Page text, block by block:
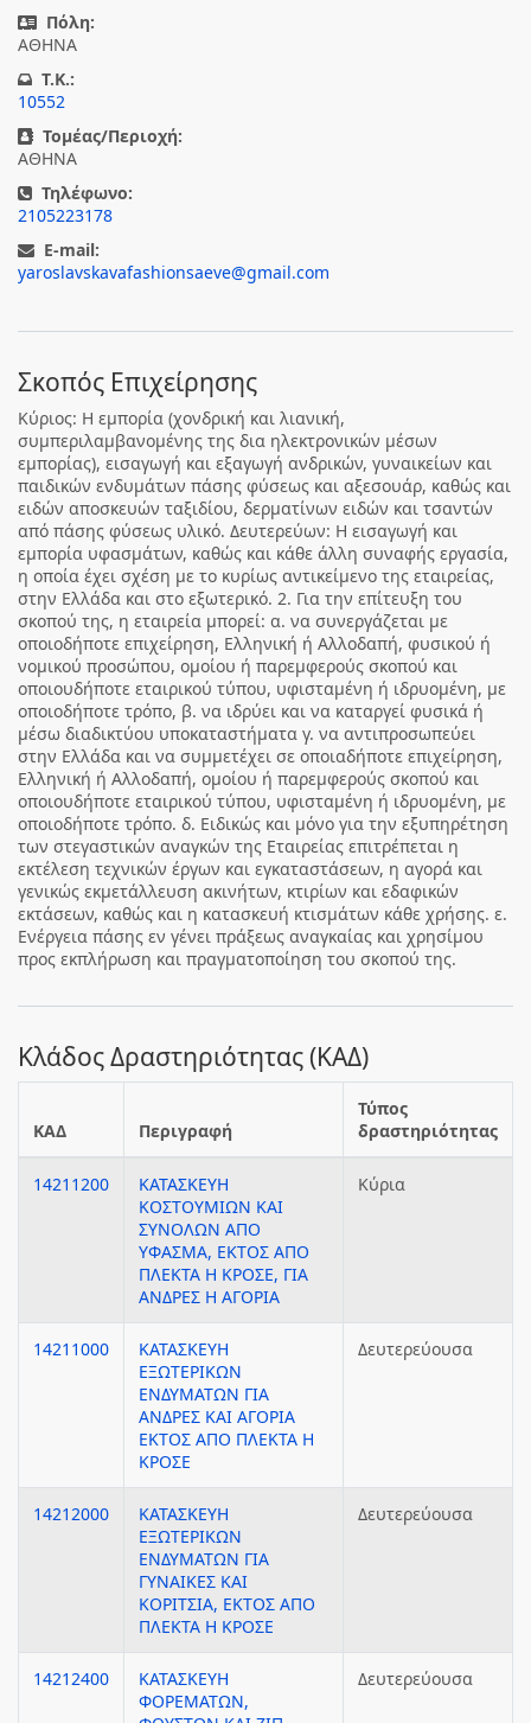
Πόλη:
ΑΘΗΝΑ
T.K.:
10552
Τομέας/Περιοχή:
ΑΘΗΝΑ
Τηλέφωνο:
2105223178
E-mail:
yaroslavskavafashionsaeve@gmail.com
Σκοπός Επιχείρησης
Κύριος: Η εμπορία (χονδρική και λιανική,
συμπεριλαμβανομένης της δια ηλεκτρονικών μέσων
εμπορίας), εισαγωγή και εξαγωγή ανδρικών, γυναικείων και
παιδικών ενδυμάτων πάσης φύσεως και αξεσουάρ, καθώς και
ειδών αποσκευών ταξιδίου, δερματίνων ειδών και τσαντών
από πάσης φύσεως υλικό. Δευτερεύων: Η εισαγωγή και
εμπορία υφασμάτων, καθώς και κάθε άλλη συναφής εργασία,
η οποία έχει σχέση με το κυρίως αντικείμενο της εταιρείας,
στην Ελλάδα και στο εξωτερικό. 2. Για την επίτευξη του
σκοπού της, η εταιρεία μπορεί: α. να συνεργάζεται με
οποιοδήποτε επιχείρηση, Ελληνική ή Αλλοδαπή, φυσικού ή
νομικού προσώπου, ομοίου ή παρεμφερούς σκοπού και
οποιουδήποτε εταιρικού τύπου, υφισταμένη ή ιδρυομένη, με
οποιοδήποτε τρόπο, β. να ιδρύει και να καταργεί φυσικά ή
μέσω διαδικτύου υποκαταστήματα γ. να αντιπροσωπεύει
στην Ελλάδα και να συμμετέχει σε οποιαδήποτε επιχείρηση,
Ελληνική ή Αλλοδαπή, ομοίου ή παρεμφερούς σκοπού και
οποιουδήποτε εταιρικού τύπου, υφισταμένη ή ιδρυομένη, με
οποιοδήποτε τρόπο. δ. Ειδικώς και μόνο για την εξυπηρέτηση
των στεγαστικών αναγκών της Εταιρείας επιτρέπεται η
εκτέλεση τεχνικών έργων και εγκαταστάσεων, η αγορά και
γενικώς εκμετάλλευση ακινήτων, κτιρίων και εδαφικών
εκτάσεων, καθώς και η κατασκευή κτισμάτων κάθε χρήσης. ε.
Ενέργεια πάσης εν γένει πράξεως αναγκαίας και χρησίμου
προς εκπλήρωση και πραγματοποίηση του σκοπού της.
Κλάδος Δραστηριότητας (ΚΑΔ)
ΚΑΔ Περιγραφή
Τύπος
δραστηριότητας
14211200
ΚΑΤΑΣΚΕΥΗ
ΚΟΣΤΟΥΜΙΩΝ ΚΑΙ
ΣΥΝΟΛΩΝ ΑΠΟ
ΥΦΑΣΜΑ, ΕΚΤΟΣ ΑΠΟ
ΠΛΕΚΤΑ Η ΚΡΟΣΕ, ΓΙΑ
ΑΝΔΡΕΣ Η ΑΓΟΡΙΑ
Κύρια
14211000
ΚΑΤΑΣΚΕΥΗ
ΕΞΩΤΕΡΙΚΩΝ
ΕΝΔΥΜΑΤΩΝ ΓΙΑ
ΑΝΔΡΕΣ ΚΑΙ ΑΓΟΡΙΑ
ΕΚΤΟΣ ΑΠΟ ΠΛΕΚΤΑ Η
ΚΡΟΣΕ
Δευτερεύουσα
14212000
ΚΑΤΑΣΚΕΥΗ
ΕΞΩΤΕΡΙΚΩΝ
ΕΝΔΥΜΑΤΩΝ ΓΙΑ
ΓΥΝΑΙΚΕΣ ΚΑΙ
ΚΟΡΙΤΣΙΑ, ΕΚΤΟΣ ΑΠΟ
ΠΛΕΚΤΑ Η ΚΡΟΣΕ
Δευτερεύουσα
14212400
ΚΑΤΑΣΚΕΥΗ
ΦΟΡΕΜΑΤΩΝ,
Δευτερεύουσα